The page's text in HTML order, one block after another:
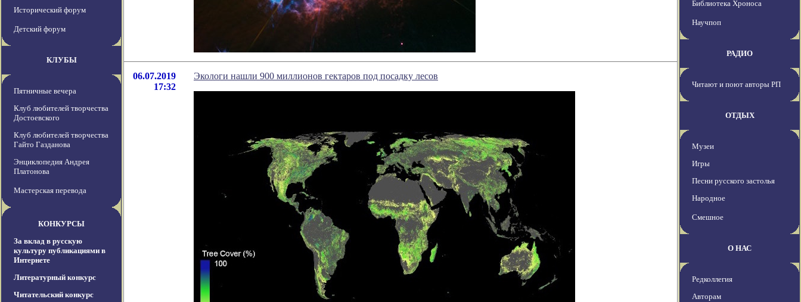
Исторический форум
Детский форум
КЛУБЫ
Пятничные вечера
Клуб любителей творчества
Достоевского
Клуб любителей творчества
Гайто Газданова
Энциклопедия Андрея
Платонова
Мастерская перевода
КОНКУРСЫ
За вклад в русскую
культуру публикациями в
Интернете
Литературный конкурс
Читательский конкурс
06.07.2019
17:32
Экологи нашли 900 миллионов гектаров под посадку лесов
Библиотека Хроноса
Научпоп
РАДИО
Читают и поют авторы РП
ОТДЫХ
Музеи
Игры
Песни русского застолья
Народное
Смешное
О НАС
Редколлегия
Авторам